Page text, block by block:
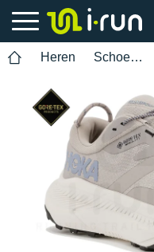
Heren Schoenen